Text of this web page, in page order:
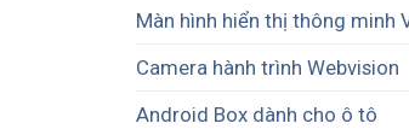
Màn hình hiển thị thông minh
Camera hành trình Webvision
Android Box dành cho ô tô